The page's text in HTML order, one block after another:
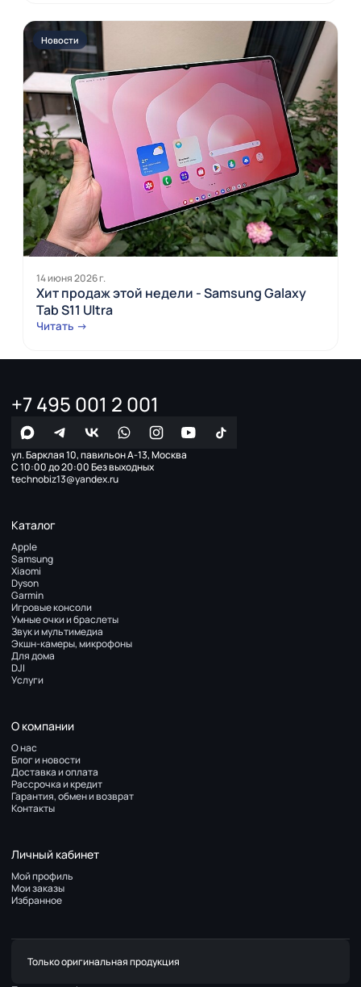
Новости
14 июня 2026 г.
Хит продаж этой недели - Samsung Galaxy
Tab S11 Ultra
Читать →
+7 495 001 2 001
ул. Барклая 10, павильон А-13, Москва
С 10:00 до 20:00 Без выходных
technobiz13@yandex.ru
Каталог
Apple
Samsung
Xiaomi
Dyson
Garmin
Игровые консоли
Умные очки и браслеты
Звук и мультимедиа
Экшн-камеры, микрофоны
Для дома
DJI
Услуги
О компании
О нас
Блог и новости
Доставка и оплата
Рассрочка и кредит
Гарантия, обмен и возврат
Контакты
Личный кабинет
Мой профиль
Мои заказы
Избранное
Только оригинальная продукция